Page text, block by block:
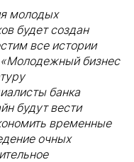
молодых
будет создан
все истории
бизнес
банка
будут вести
временные
очных